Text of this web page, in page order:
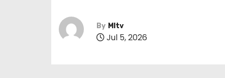
By MItv
Jul 5, 2026